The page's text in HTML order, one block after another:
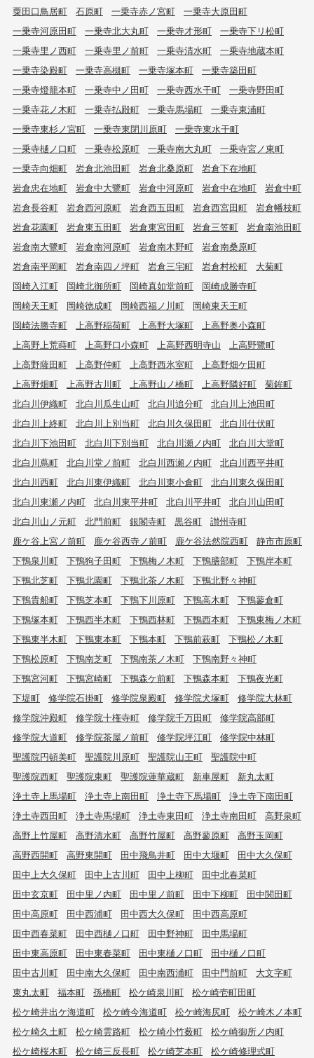
粟田口鳥居町 石原町 一乗寺赤ノ宮町
一乗寺大原田町
一乗寺河原田町
一乗寺北大丸町 一乗寺才形町
一乗寺下リ松町
一乗寺里ノ西町
一乗寺里ノ前町 一乗寺清水町
一乗寺地蔵本町
一乗寺染殿町
一乗寺高槻町 一乗寺塚本町
一乗寺築田町
一乗寺燈籠本町
一乗寺中ノ田町 一乗寺西水干町
一乗寺野田町
一乗寺花ノ木町
一乗寺払殿町 一乗寺馬場町
一乗寺東浦町
一乗寺東杉ノ宮町
一乗寺東閉川原町
一乗寺東水干町
一乗寺樋ノ口町
一乗寺松原町 一乗寺南大丸町
一乗寺宮ノ東町
一乗寺向畑町
岩倉北池田町 岩倉北桑原町
岩倉下在地町
岩倉忠在地町
岩倉中大鷺町 岩倉中河原町 岩倉中在地町
岩倉中町
岩倉長谷町
岩倉西河原町 岩倉西五田町 岩倉西宮田町
岩倉幡枝町
岩倉花園町
岩倉東五田町 岩倉東宮田町 岩倉三笠町
岩倉南池田町
岩倉南大鷺町
岩倉南河原町 岩倉南木野町
岩倉南桑原町
岩倉南平岡町
岩倉南四ノ坪町 岩倉三宅町 岩倉村松町
大菊町
岡崎入江町
岡崎北御所町 岡崎真如堂前町
岡崎成勝寺町
岡崎天王町
岡崎徳成町 岡崎西福ノ川町
岡崎東天王町
岡崎法勝寺町
上高野稲荷町 上高野大塚町
上高野奥小森町
上高野上荒蒔町
上高野口小森町 上高野西明寺山
上高野鷺町
上高野薩田町
上高野仲町 上高野西氷室町
上高野畑ケ田町
上高野畑町
上高野古川町 上高野山ノ橋町 上高野隣好町
菊鉾町
北白川伊織町
北白川瓜生山町 北白川追分町
北白川上池田町
北白川上終町
北白川上別当町 北白川久保田町
北白川仕伏町
北白川下池田町
北白川下別当町 北白川瀬ノ内町
北白川大堂町
北白川蔦町
北白川堂ノ前町 北白川西瀬ノ内町
北白川西平井町
北白川西町
北白川東伊織町 北白川東小倉町
北白川東久保田町
北白川東瀬ノ内町
北白川東平井町 北白川平井町
北白川山田町
北白川山ノ元町
北門前町 銀閣寺町 黒谷町
讃州寺町
鹿ケ谷上宮ノ前町
鹿ケ谷西寺ノ前町 鹿ケ谷法然院西町
静市市原町
下鴨泉川町
下鴨狗子田町 下鴨梅ノ木町 下鴨膳部町
下鴨岸本町
下鴨北芝町
下鴨北園町 下鴨北茶ノ木町
下鴨北野々神町
下鴨貴船町
下鴨芝本町 下鴨下川原町 下鴨高木町
下鴨蓼倉町
下鴨塚本町
下鴨西半木町 下鴨西林町 下鴨西本町
下鴨東梅ノ木町
下鴨東半木町
下鴨東本町 下鴨本町 下鴨前萩町
下鴨松ノ木町
下鴨松原町
下鴨南芝町 下鴨南茶ノ木町
下鴨南野々神町
下鴨宮河町
下鴨宮崎町 下鴨森ケ前町 下鴨森本町
下鴨夜光町
下堤町
修学院石掛町 修学院泉殿町 修学院犬塚町
修学院大林町
修学院沖殿町
修学院十権寺町 修学院千万田町
修学院高部町
修学院大道町
修学院茶屋ノ前町 修学院坪江町
修学院中林町
聖護院円頓美町
聖護院川原町 聖護院山王町
聖護院中町
聖護院西町
聖護院東町 聖護院蓮華蔵町 新車屋町
新丸太町
浄土寺上馬場町
浄土寺上南田町 浄土寺下馬場町
浄土寺下南田町
浄土寺西田町
浄土寺馬場町 浄土寺東田町 浄土寺南田町
高野泉町
高野上竹屋町
高野清水町 高野竹屋町 高野蓼原町
高野玉岡町
高野西開町
高野東開町 田中飛鳥井町 田中大堰町
田中大久保町
田中上大久保町
田中上古川町 田中上柳町
田中北春菜町
田中玄京町
田中里ノ内町 田中里ノ前町 田中下柳町
田中関田町
田中高原町
田中西浦町 田中西大久保町
田中西高原町
田中西春菜町
田中西樋ノ口町 田中野神町
田中馬場町
田中東高原町
田中東春菜町 田中東樋ノ口町
田中樋ノ口町
田中古川町
田中南大久保町 田中南西浦町 田中門前町
大文字町
東丸太町
福本町 孫橋町 松ケ崎泉川町
松ケ崎壱町田町
松ケ崎井出ケ海道町
松ケ崎今海道町 松ケ崎海尻町
松ケ崎木ノ本町
松ケ崎久土町
松ケ崎雲路町 松ケ崎小竹薮町
松ケ崎御所ノ内町
松ケ崎桜木町
松ケ崎三反長町 松ケ崎芝本町
松ケ崎修理式町